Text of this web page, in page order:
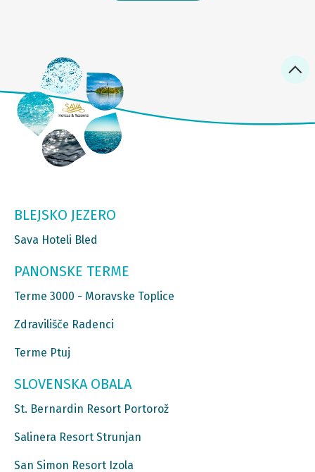
BLEJSKO JEZERO
Sava Hoteli Bled
PANONSKE TERME
Terme 3000 - Moravske Toplice
Zdravilišče Radenci
Terme Ptuj
SLOVENSKA OBALA
St. Bernardin Resort Portorož
Salinera Resort Strunjan
San Simon Resort Izola